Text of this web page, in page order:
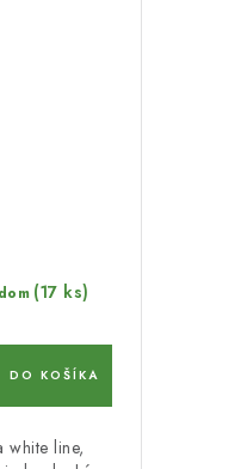
(17 ks)
DO KOŠÍKA
white line,